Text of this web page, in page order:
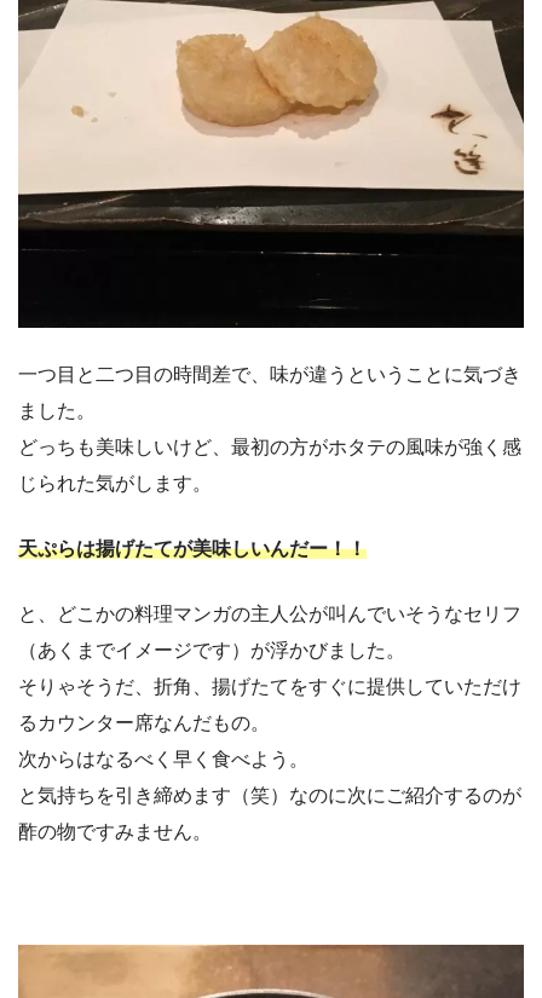
一つ目と二つ目の時間差で、味が違うということに気づき
ました。
どっちも美味しいけど、最初の方がホタテの風味が強く感
じられた気がします。
天ぷらは揚げたてが美味しいんだー！！
と、どこかの料理マンガの主人公が叫んでいそうなセリフ
（あくまでイメージです）が浮かびました。
そりゃそうだ、折角、揚げたてをすぐに提供していただけ
るカウンター席なんだもの。
次からはなるべく早く食べよう。
と気持ちを引き締めます（笑）なのに次にご紹介するのが
酢の物ですみません。